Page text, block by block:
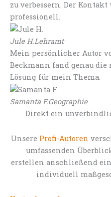
zu verbessern. Der
professionell.
Jule H.Lehramt
Mein persönlicher Autor
Beckmann fand genau
Lösung für mein Thema.
Samanta F.Geographie
Direkt ein
Unsere Profi-Autoren
umfassenden
erstellen anschließend
individuell